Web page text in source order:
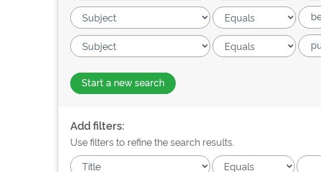
Start a new search
Add filters:
Use filters to refine the search results.